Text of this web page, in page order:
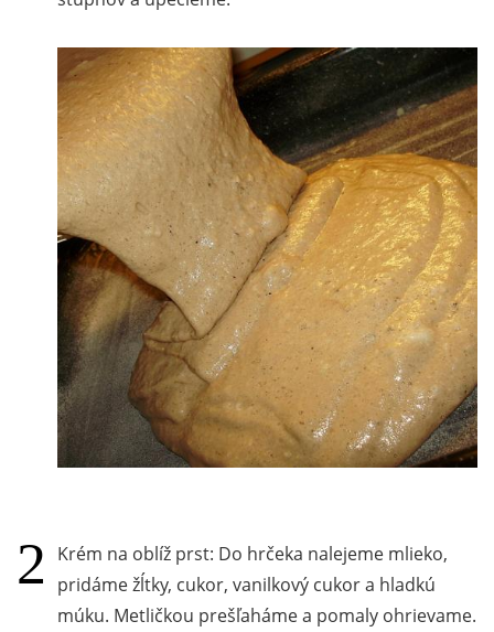
Krém na oblíž prst: Do hrčeka nalejeme mlieko,
pridáme žĺtky, cukor, vanilkový cukor a hladkú
múku. Metličkou prešľaháme a pomaly ohrievame.